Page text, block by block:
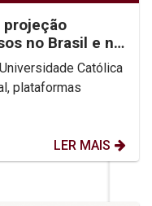
projeção
no Brasil e no
Católica
plataformas
LER MAIS